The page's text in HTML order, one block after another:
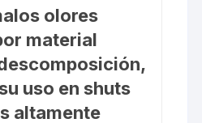
olores
material
uso en shuts
altamente